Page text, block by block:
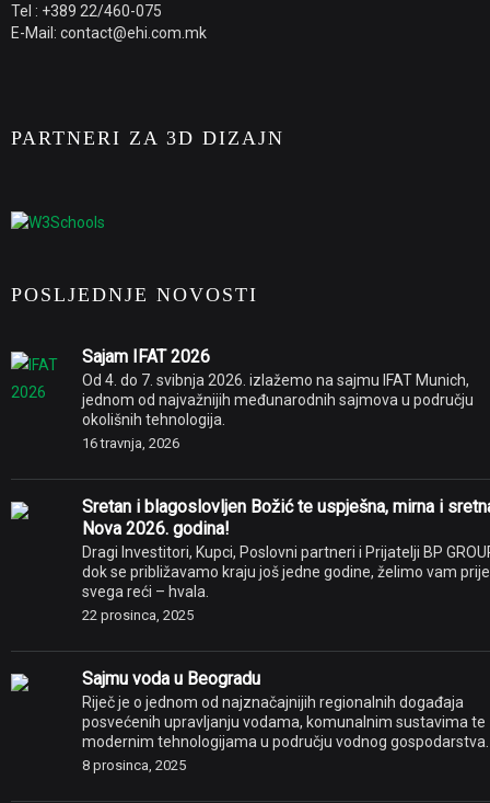
Tel : +389 22/460-075
E-Mail: contact@ehi.com.mk
PARTNERI ZA 3D DIZAJN
POSLJEDNJE NOVOSTI
Sajam IFAT 2026
Od 4. do 7. svibnja 2026. izlažemo na sajmu IFAT Munich,
jednom od najvažnijih međunarodnih sajmova u području
okolišnih tehnologija.
16 travnja, 2026
Sretan i blagoslovljen Božić te uspješna, mirna i
Nova 2026. godina!
Dragi Investitori, Kupci, Poslovni partneri i Prijatelji BP
dok se približavamo kraju još jedne godine, želimo vam prije
svega reći – hvala.
22 prosinca, 2025
Sajmu voda u Beogradu
Riječ je o jednom od najznačajnijih regionalnih događaja
posvećenih upravljanju vodama, komunalnim sustavima te
modernim tehnologijama u području vodnog gospodarstva.
8 prosinca, 2025